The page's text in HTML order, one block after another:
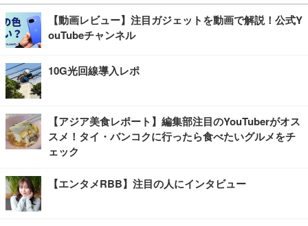
【動画レビュー】注目ガジェットを動画で解説！公式Y
ouTubeチャンネル
10G光回線導入レポ
【アジア美食レポート】編集部注目のYouTuberがオス
スメ！タイ・バンコクに行ったら食べたいグルメをチ
ェック
【エンタメRBB】注目の人にインタビュー